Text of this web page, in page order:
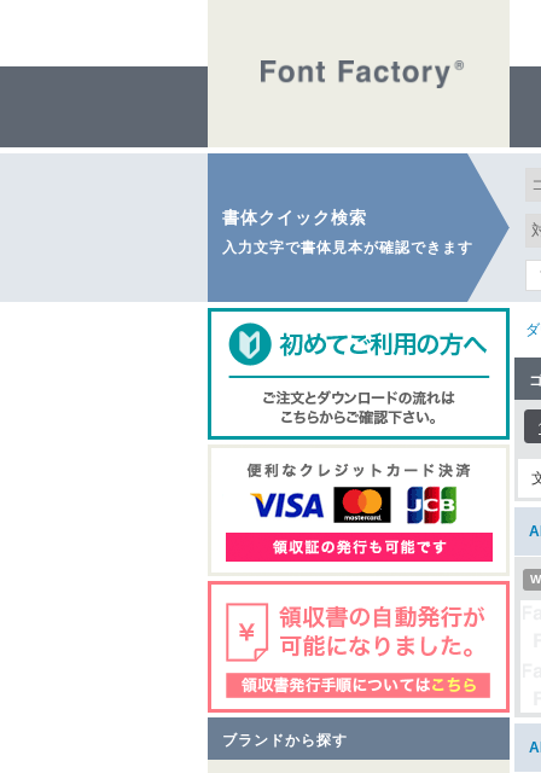
書体クイック検索
入力文字で書体見本が確認できます
ブランドから探す